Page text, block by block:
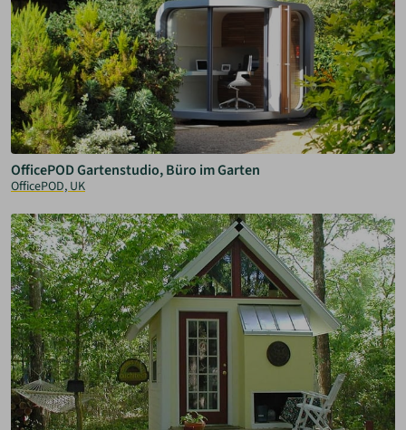
OfficePOD Gartenstudio, Büro im Garten
OfficePOD, UK